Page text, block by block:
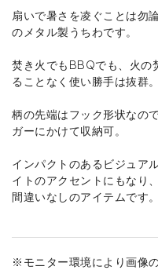
扇いで暑さを凌ぐことは勿
のメタル製うちわです。
焚き火でもBBQでも、火の
ることなく使い勝手は抜群。
柄の先端はフック形状なの
ガーにかけて収納可。
インパクトのあるビジュア
イトのアクセントにもなり
間違いなしのアイテムです。
※モニター環境により画像